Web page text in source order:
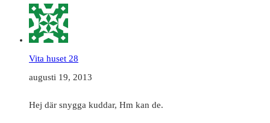
Vita huset 28
augusti 19, 2013
Hej där snygga kuddar, Hm kan de.